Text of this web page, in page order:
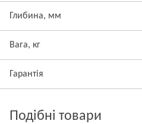
Глибина, мм
Вага, кг
Гарантія
Подібні товари